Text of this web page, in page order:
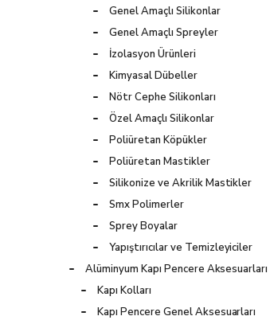
Genel Amaçlı Silikonlar
Genel Amaçlı Spreyler
İzolasyon Ürünleri
Kimyasal Dübeller
Nötr Cephe Silikonları
Özel Amaçlı Silikonlar
Poliüretan Köpükler
Poliüretan Mastikler
Silikonize ve Akrilik Mastikler
Smx Polimerler
Sprey Boyalar
Yapıştırıcılar ve Temizleyiciler
Alüminyum Kapı Pencere Aksesuarları
Kapı Kolları
Kapı Pencere Genel Aksesuarları